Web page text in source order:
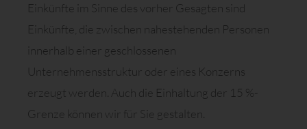
Einkünfte im Sinne des vorher Gesagten sind
Einkünfte, die zwischen nahestehenden Personen
innerhalb einer geschlossenen
Unternehmensstruktur oder eines Konzerns
erzeugt werden. Auch die Einhaltung der 15 %-
Grenze können wir für Sie gestalten.